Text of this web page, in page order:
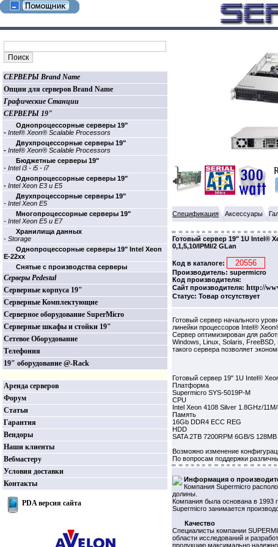
СЕРВЕРЫ Brand Name
Опции для серверов Brand Name
Графические Станции
СЕРВЕРЫ 19"
Однопроцессорные cерверы 19"
- Intel® Xeon® Scalable Processors
Двухпроцессорные cерверы 19"
- Intel® Xeon® Scalable Processors
Бюджетные cерверы 19"
- Intel i3 - i5 - i7
Однопроцессорные cерверы 19"
- Intel Xeon E3 и E5
Двухпроцессорные cерверы 19"
- Intel Xeon E5
Многопроцессорные cерверы 19"
- Intel Xeon E5 и E7
Хранилища данных
- Storage
Однопроцессорные cерверы 19" Intel Xeon
E-22xx
Cнятые с производства серверы
Серверы Pedestal
Серверные корпуса 19"
Серверные Комплектующие
Серверное оборудование SuperMicro
Серверные шкафы и стойки 19"
Сетевое Оборудование
Телефония
19" оборудование @-Rack
Аренда серверов
Форум
Статьи
Гарантия
Вендоры
Наши клиенты
Вебмастеру
Условия доставки
Контакты
PDA версия сайта
Спецификация Аксессуары
Готовый сервер 19" 1U Intel®
0,1,5,10/IPMI/2 GLan
Код в каталоге:
Производитель: supermicro
Код производителя:
Сайт производителя: http://
Статус: Товар отсутствует
Готовый сервер начального
линейки процессоров Intel®
Сервер оптимизирован для
Windows, Linux, Solaris,
такого сервера позволяет
Готовый сервер 19" 1U Intel®
Платформа
Supermicro SYS-5019P-M
CPU
Intel Xeon 4108 Silver 1.8GHz/
Память
16Gb DDR4 ECC REG
HDD
SATA 2TB 7200RPM 6GB/S
Возможно изменение
По вопросам поддержки
Информация о
Компания Supermicro
долины.
Компания была основана в 1993
Supermicro занимается
Качество
Специалисты компании
области исследований и
продукцию максимально